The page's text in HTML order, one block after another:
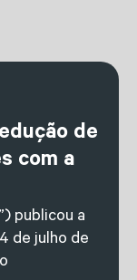
de
com a
publicou a
de julho de